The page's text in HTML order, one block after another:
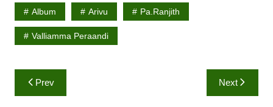
Album Arivu Pa.ranjith
Valliamma Peraandi
Post
navigation
Prev Next